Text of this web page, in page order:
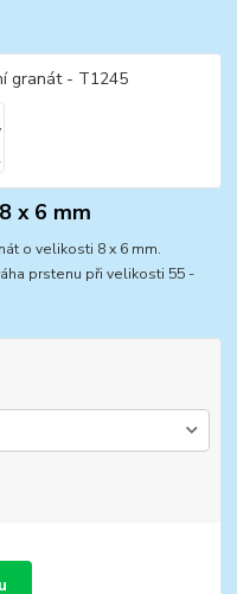
x 6 mm
o velikosti 8 x 6 mm.
prstenu při velikosti 55 -